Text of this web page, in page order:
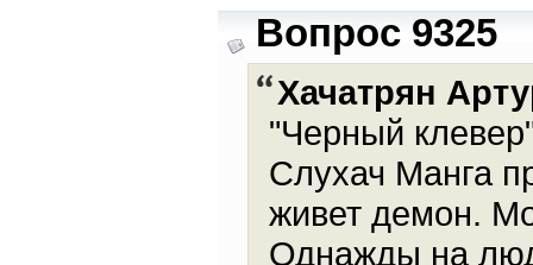
Вопрос 9325
Хачатрян
"Черный
Слухач Манга
живет демон.
Однажды на